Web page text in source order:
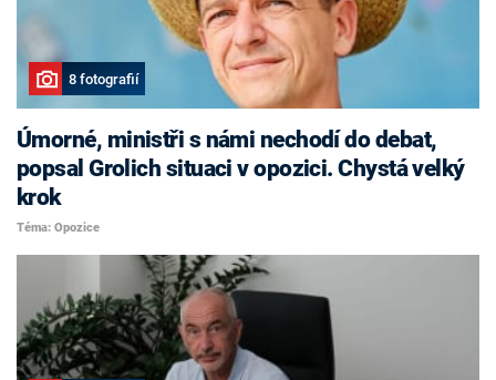
8 fotografií
Úmorné, ministři s námi nechodí do debat,
popsal Grolich situaci v opozici. Chystá velký
krok
Téma: Opozice